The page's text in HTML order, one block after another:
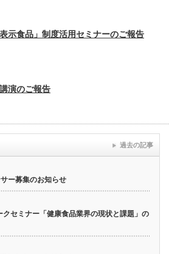
示食品」制度活用セミナーのご報告
演のご報告
ー募集のお知らせ
クセミナー「健康食品業界の現状と課題」の
過去の記事